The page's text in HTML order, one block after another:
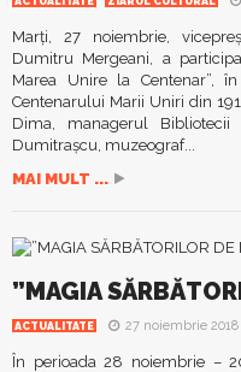
Marți, 27 noiembrie,
Dumitru Mergeani, a
Marea Unire la Centenar”,
Centenarului Marii Uniri din
Dima, managerul
Dumitrașcu, muzeograf...
MAI MULT ...
”MAGIA
ACTUALITATE 27 noiembrie 2018
În perioada 28 noiembrie –